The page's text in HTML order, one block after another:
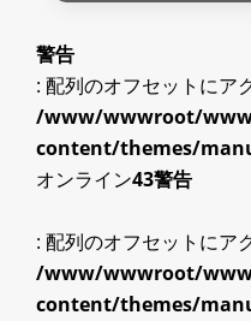
警告
: 配列のオフセットにア
/www/wwwroot/
content/themes/
オンライン43警告
: 配列のオフセットにア
/www/wwwroot/
content/themes/